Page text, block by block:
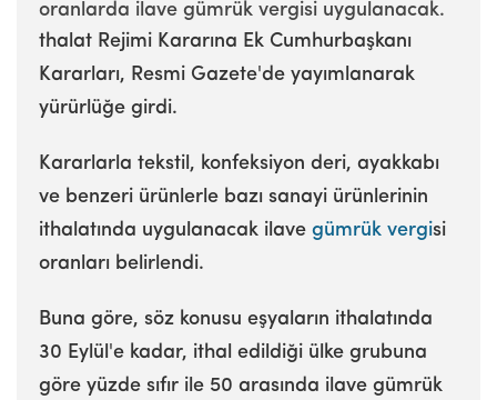
oranlarda ilave gümrük vergisi uygulanacak.
thalat Rejimi Kararına Ek Cumhurbaşkanı
Kararları, Resmi Gazete'de yayımlanarak
yürürlüğe girdi.
Kararlarla tekstil, konfeksiyon deri, ayakkabı
ve benzeri ürünlerle bazı sanayi ürünlerinin
ithalatında uygulanacak ilave gümrük vergisi
oranları belirlendi.
Buna göre, söz konusu eşyaların ithalatında
30 Eylül'e kadar, ithal edildiği ülke grubuna
göre yüzde sıfır ile 50 arasında ilave gümrük